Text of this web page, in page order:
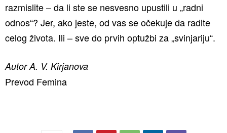
razmislite – da li ste se nesvesno upustili u „radni
odnos“? Jer, ako jeste, od vas se očekuje da radite
celog života. Ili – sve do prvih optužbi za „svinjariju“.
Autor A. V. Kirjanova
Prevod Femina